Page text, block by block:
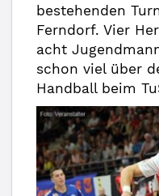
bestehenden
Ferndorf. Vier
acht
schon viel über
Handball beim